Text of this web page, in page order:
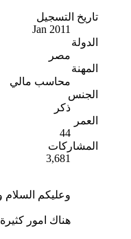
تاريخ التسجيل
Jan 2011
الدولة
مصر
المهنة
محاسب مالي
الجنس
ذكر
العمر
44
المشاركات
3,681
وعليكم السلام
هناك امور